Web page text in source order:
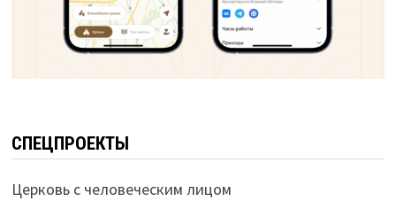
СПЕЦПРОЕКТЫ
Церковь с человеческим лицом